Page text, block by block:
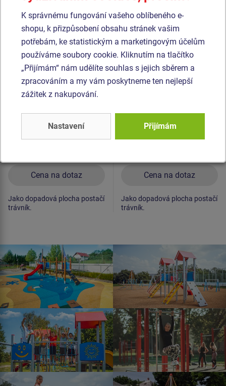
Podobnézboží
Produkt - WS-8003K-15
Street workoutová
sestava - celokovová
Cena na dotaz
Jako dopadová plocha postačí
trávník.
Produkt - WS-8007K-15
Street workoutová
sestava - celokovová
Cena na dotaz
Jako dopadová plocha postačí
trávník.
K správnému fungování vašeho oblíbeného e-
shopu, k přizpůsobení obsahu stránek vašim
potřebám, ke statistickým a marketingovým účelům
používáme soubory cookie. Kliknutím na tlačítko
„Přijímám“ nám udělíte souhlas s jejich sběrem a
zpracováním a my vám poskytneme ten nejlepší
zážitek z nakupování.
Nastavení Přijímám